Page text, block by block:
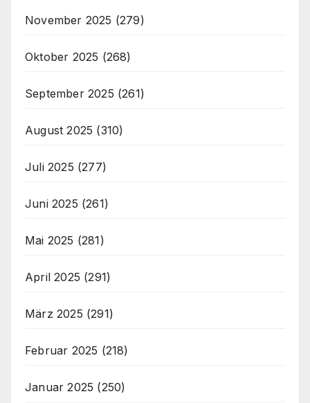
November 2025 (279)
Oktober 2025 (268)
September 2025 (261)
August 2025 (310)
Juli 2025 (277)
Juni 2025 (261)
Mai 2025 (281)
April 2025 (291)
März 2025 (291)
Februar 2025 (218)
Januar 2025 (250)